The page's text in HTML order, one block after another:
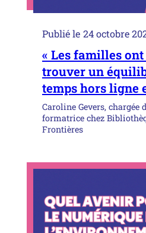
Publié le 24 octobre
« Les familles
trouver un
temps hors ligne
Caroline Gevers, chargée
formatrice chez
Frontières